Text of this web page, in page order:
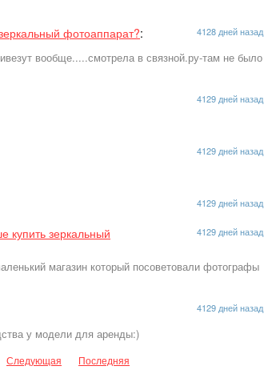
4128 дней назад
фотоаппарат?:
вообще.....смотрела в связной.ру-там не было
4129 дней назад
4129 дней назад
4129 дней назад
4129 дней назад
зеркальный
магазин который посоветовали фотографы
4129 дней назад
у модели для аренды:)
Следующая Последняя